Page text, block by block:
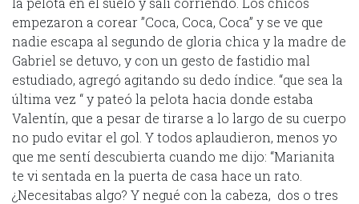
empezaron a corear ”Coca, Coca, Coca” y se ve que
nadie escapa al segundo de gloria chica y la madre de
Gabriel se detuvo, y con un gesto de fastidio mal
estudiado, agregó agitando su dedo índice. “que sea la
última vez “ y pateó la pelota hacia donde estaba
Valentín, que a pesar de tirarse a lo largo de su cuerpo
no pudo evitar el gol. Y todos aplaudieron, menos yo
que me sentí descubierta cuando me dijo: “Marianita
te vi sentada en la puerta de casa hace un rato.
¿Necesitabas algo? Y negué con la cabeza, dos o tres